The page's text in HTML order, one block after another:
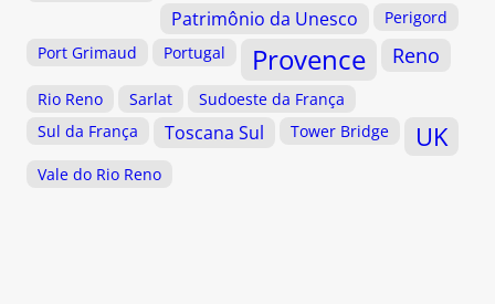
Patrimônio da Unesco
Perigord
Port Grimaud
Portugal Provence Reno
Rio Reno Sarlat
Sudoeste da França
Sul da França
Toscana Sul Tower Bridge UK
Vale do Rio Reno